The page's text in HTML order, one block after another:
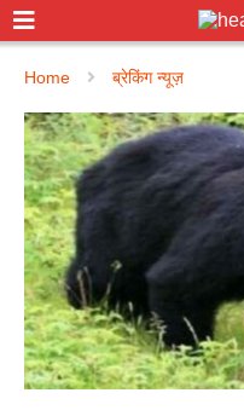
Home ब्रेकिंग न्यूज़